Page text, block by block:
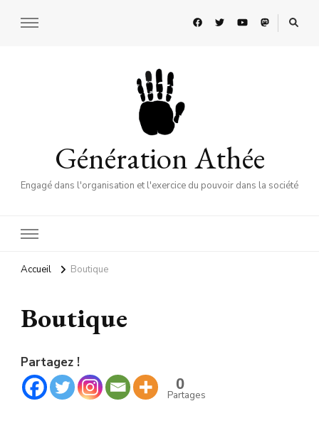
Génération Athée
Engagé dans l'organisation et l'exercice du pouvoir dans la société
Accueil Boutique
Boutique
Partagez !
0
Partages